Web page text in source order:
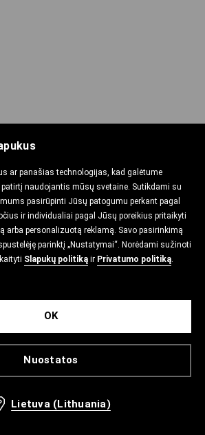
ar panašias technologijas, kad galėtume
naudojantis mūsų svetaine. Sutikdami su
pasirūpinti Jūsų patogumu perkant pagal
ir individualiai pagal Jūsų poreikius pritaikyti
arba personalizuotą reklamą. Savo pasirinkimą
parinktį „Nustatymai“. Norėdami sužinoti
Slapukų politiką ir Privatumo politiką.
Nuostatos
OK
Lietuva (Lithuania)